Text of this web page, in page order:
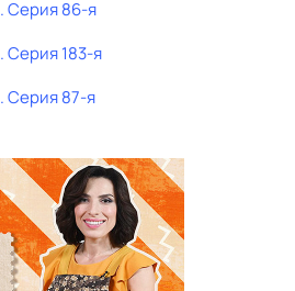
. Серия 86-я
. Серия 183-я
. Серия 87-я